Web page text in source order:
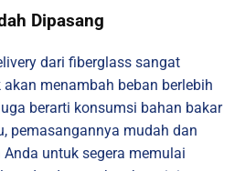
Dipasang
dari fiberglass sangat
menambah beban berlebih
berarti konsumsi bahan bakar
pemasangannya mudah dan
untuk segera memulai